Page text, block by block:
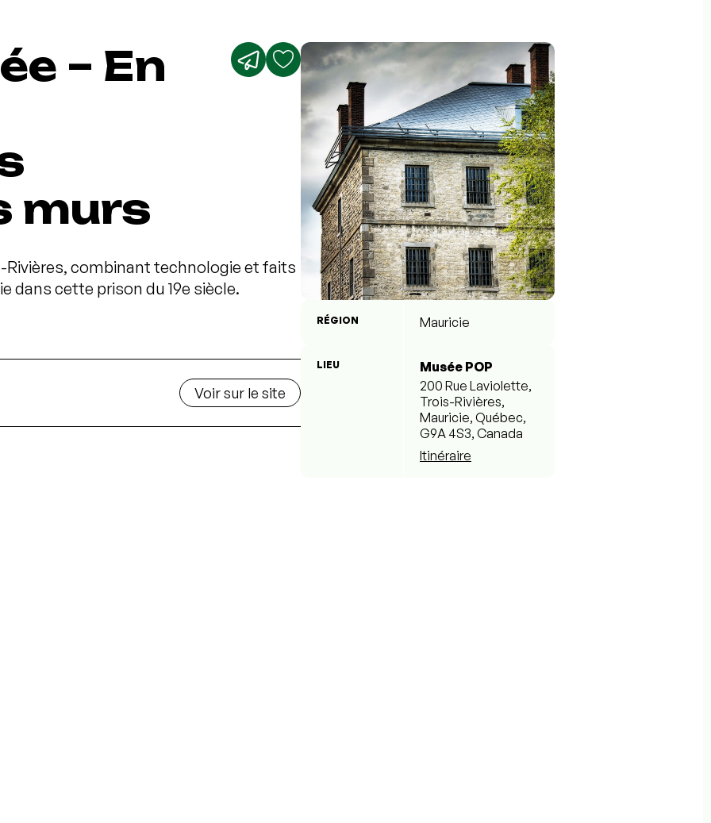
– En
murs
Rivières, combinant technologie et faits
dans cette prison du 19e siècle.
Voir sur le site
RÉGION Mauricie
LIEU
Musée POP
200 Rue Laviolette,
Trois-Rivières,
Mauricie, Québec,
G9A 4S3, Canada
Itinéraire